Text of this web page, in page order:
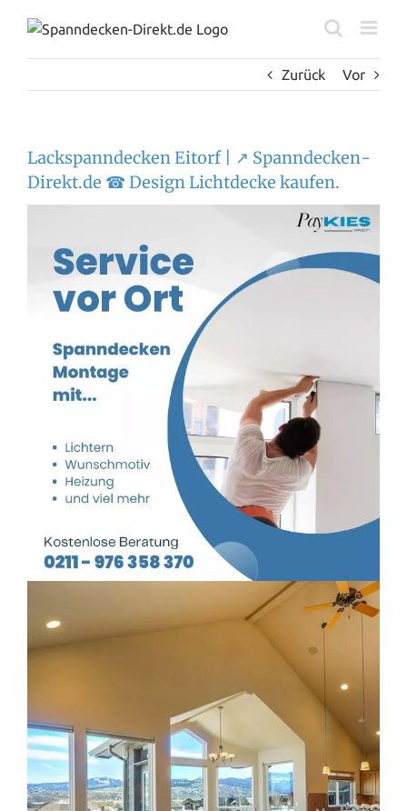
Inhalt
Zurück
Vor
Lackspanndecken Eitorf | ↗️ Spanndecken-
Direkt.de ☎ Design Lichtdecke kaufen.